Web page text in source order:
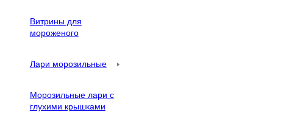
Витрины для
мороженого
Лари морозильные
Морозильные лари с
глухими крышками